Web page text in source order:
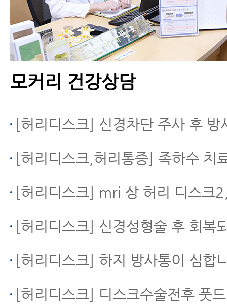
모커리 건강상담
[허리디스크] 신경차단 주사 후 방
[허리디스크,허리통증] 족하수 치
[허리디스크] mri 상 허리 디스크2,3번 사이 파열 수액 흘러 왼쪽다리 무릎주변, 허벅
[허리디스크] 신경성형술 후 회복되고 있
[허리디스크] 하지 방사통이 심합
[허리디스크] 디스크수술전후 풋